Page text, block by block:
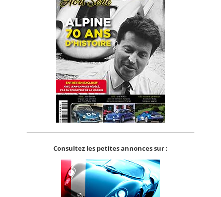
Consultez les petites annonces sur :